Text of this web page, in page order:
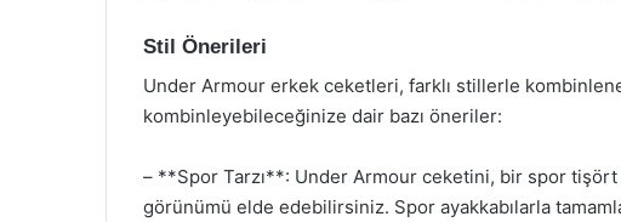
Stil Önerileri
Under Armour erkek ceketleri, farklı stillerle
kombinleyebileceğinize dair bazı öneriler:
– **Spor Tarzı**: Under Armour ceketini, bir spor
görünümü elde edebilirsiniz. Spor ayakkabılarla